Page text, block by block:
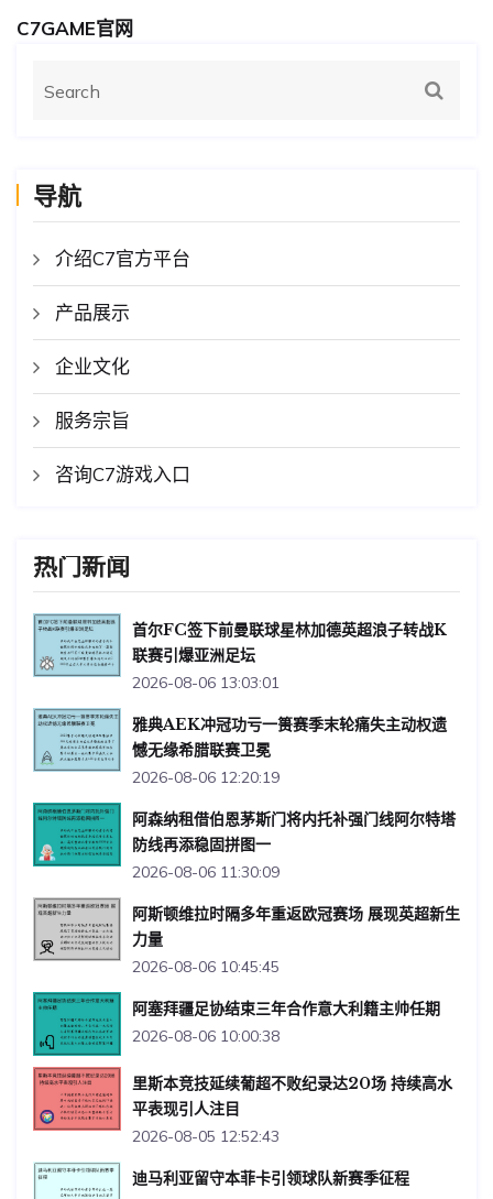
C7GAME官网
导航
介绍C7官方平台
产品展示
企业文化
服务宗旨
咨询C7游戏入口
热门新闻
首尔FC签下前曼联球星林加德英超浪子转战K
联赛引爆亚洲足坛
2026-08-06 13:03:01
雅典AEK冲冠功亏一篑赛季末轮痛失主动权遗
憾无缘希腊联赛卫冕
2026-08-06 12:20:19
阿森纳租借伯恩茅斯门将内托补强门线阿尔特塔
防线再添稳固拼图一
2026-08-06 11:30:09
阿斯顿维拉时隔多年重返欧冠赛场 展现英超新生
力量
2026-08-06 10:45:45
阿塞拜疆足协结束三年合作意大利籍主帅任期
2026-08-06 10:00:38
里斯本竞技延续葡超不败纪录达20场 持续高水
平表现引人注目
2026-08-05 12:52:43
迪马利亚留守本菲卡引领球队新赛季征程